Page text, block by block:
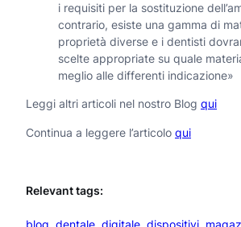
i requisiti per la sostituzione
contrario, esiste una gamma di
proprietà diverse e i dentisti
scelte appropriate su quale
meglio alle differenti indicazione»
Leggi altri articoli nel nostro Blog qui
Continua a leggere l’articolo qui
Relevant tags: